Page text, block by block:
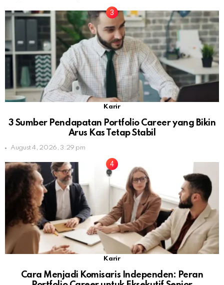
Karir
3 Sumber Pendapatan Portfolio Career yang Bikin
Arus Kas Tetap Stabil
August 4, 2026, 3:29 pm
Karir
Cara Menjadi Komisaris Independen: Peran